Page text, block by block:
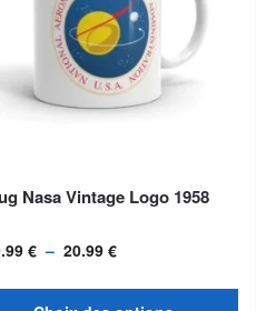
Nasa Vintage Logo 1958
€ – 20.99 €
options peuvent être choisies